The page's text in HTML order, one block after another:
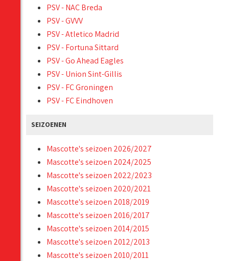
PSV - NAC Breda
PSV - GVVV
PSV - Atletico Madrid
PSV - Fortuna Sittard
PSV - Go Ahead Eagles
PSV - Union Sint-Gillis
PSV - FC Groningen
PSV - FC Eindhoven
SEIZOENEN
Mascotte's seizoen 2026/2027
Mascotte's seizoen 2024/2025
Mascotte's seizoen 2022/2023
Mascotte's seizoen 2020/2021
Mascotte's seizoen 2018/2019
Mascotte's seizoen 2016/2017
Mascotte's seizoen 2014/2015
Mascotte's seizoen 2012/2013
Mascotte's seizoen 2010/2011